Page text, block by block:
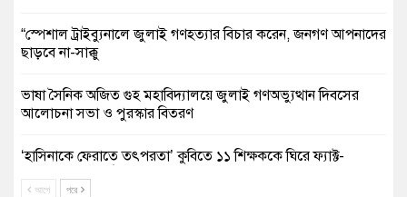
“স্পেশাল ট্রাইব্যুনালে জুলাই গণহত্যার বিচার করেন, জনগণ আপনাদের
ছাড়বে না-সাক্কু
ভাষা সৈনিক অজিত গুহ মহাবিদ্যালয়ে জুলাই গণঅভ্যুত্থান দিবসের
আলোচনা সভা ও পুরস্কার বিতরণ
‘হাসিনাকে ফেরাতে তৎপরতা’ কুবিতে ১১ শিক্ষককে ঘিরে ফ্যাক্ট-
ফাইন্ডিং কমিটি গঠন
আগে পরে